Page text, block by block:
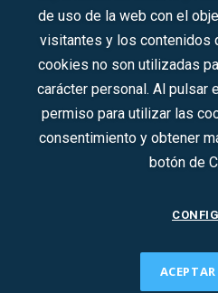
2022 © DTI · Todos los
Política de privacidad
de uso de la web con el
visitantes y los contenidos
cookies no son utilizadas
carácter personal. Al pulsar
permiso para utilizar las
consentimiento y obtener
botón de